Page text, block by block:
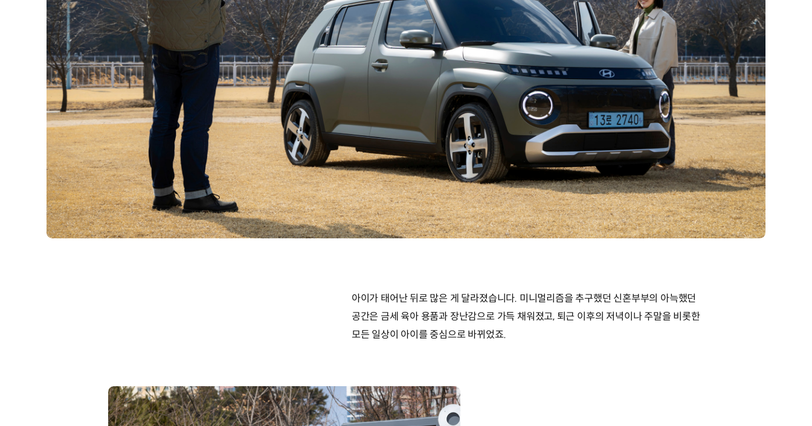
아이가 태어난 뒤로 많은 게 달라졌습니다. 미니멀리즘을 추구했던 신혼부부의 아늑했던
공간은 금세 육아 용품과 장난감으로 가득 채워졌고, 퇴근 이후의 저녁이나 주말을 비롯한
모든 일상이 아이를 중심으로 바뀌었죠.